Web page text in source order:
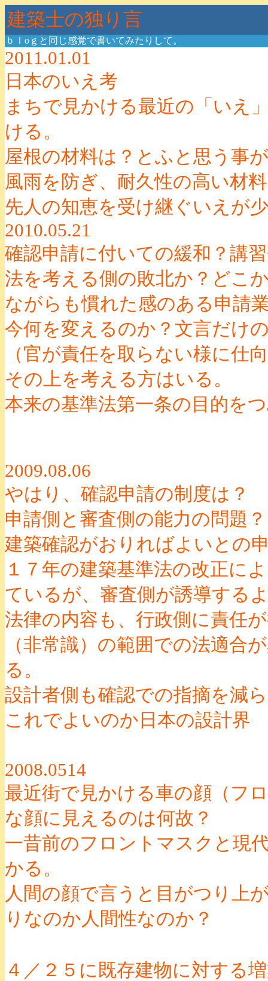
建築士の独り言
ｂｌoｇと同じ感覚で書いてみたりして。
2011.01.01
日本のいえ考
まちで見かける最近の「いえ
ける。
屋根の材料は？とふと思う事
風雨を防ぎ、耐久性の高い材
先人の知恵を受け継ぐいえが
2010.05.21
確認申請に付いての緩和？講
法を考える側の敗北か？どこ
ながらも慣れた感のある申請
今何を変えるのか？文言だけ
（官が責任を取らない様に仕
その上を考える方はいる。
本来の基準法第一条の目的を
2009.08.06
やはり、確認申請の制度は？
申請側と審査側の能力の問題？
建築確認がおりればよいとの
１７年の建築基準法の改正に
ているが、審査側が誘導する
法律の内容も、行政側に責任
（非常識）の範囲での法適合
る。
設計者側も確認での指摘を減
これでよいのか日本の設計界
2008.0514
最近街で見かける車の顔（フ
な顔に見えるのは何故？
一昔前のフロントマスクと現
かる。
人間の顔で言うと目がつり上
りなのか人間性なのか？
４／２５に既存建物に対する